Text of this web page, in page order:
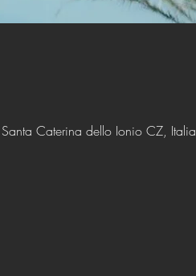
Caterina dello Ionio CZ, Italia